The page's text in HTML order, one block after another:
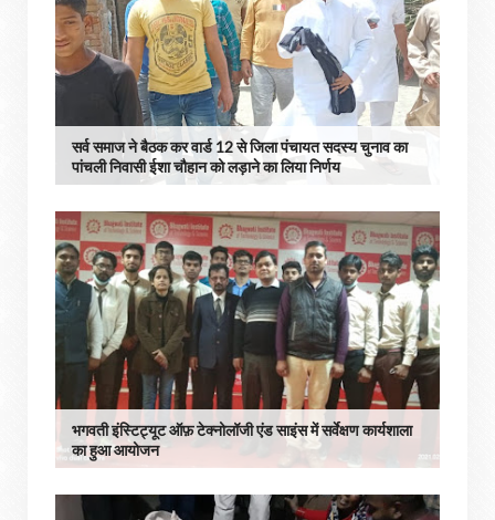
सर्व समाज ने बैठक कर वार्ड 12 से जिला पंचायत सदस्य चुनाव का
पांचली निवासी ईशा चौहान को लड़ाने का लिया निर्णय
भगवती इंस्टिट्यूट ऑफ़ टेक्नोलॉजी एंड साइंस में सर्वेक्षण कार्यशाला
का हुआ आयोजन